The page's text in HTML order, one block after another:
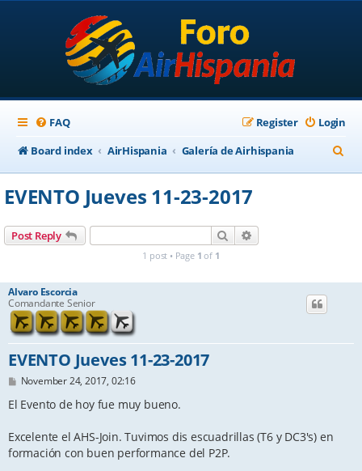
FAQ Login
Register
Board index
AirHispania Galería de Airhispania
e
EVENTO Jueves 11-23-2017
Post Reply Search
1 post • Page 1 of 1
Alvaro Escorcia
Comandante Senior
EVENTO Jueves 11-23-2017
P
s
November 24, 2017, 02:16
El Evento de hoy fue muy bueno.
Excelente el AHS-Join. Tuvimos dis escuadrillas (T6 y DC3's) en
formación con buen performance del P2P.